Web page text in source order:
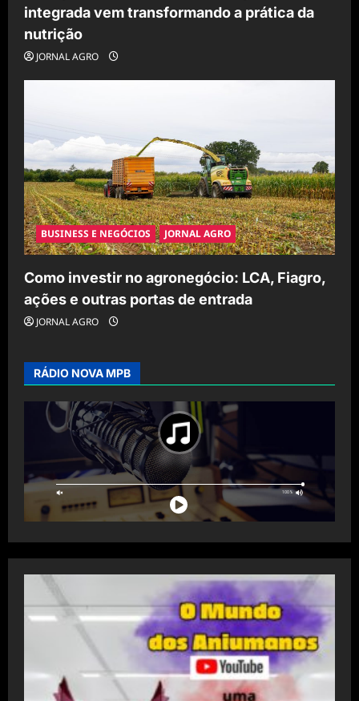
integrada vem transformando a prática da
nutrição
JORNAL AGRO
BUSINESS E NEGÓCIOS JORNAL AGRO
Como investir no agronegócio: LCA, Fiagro,
ações e outras portas de entrada
JORNAL AGRO
RÁDIO NOVA MPB